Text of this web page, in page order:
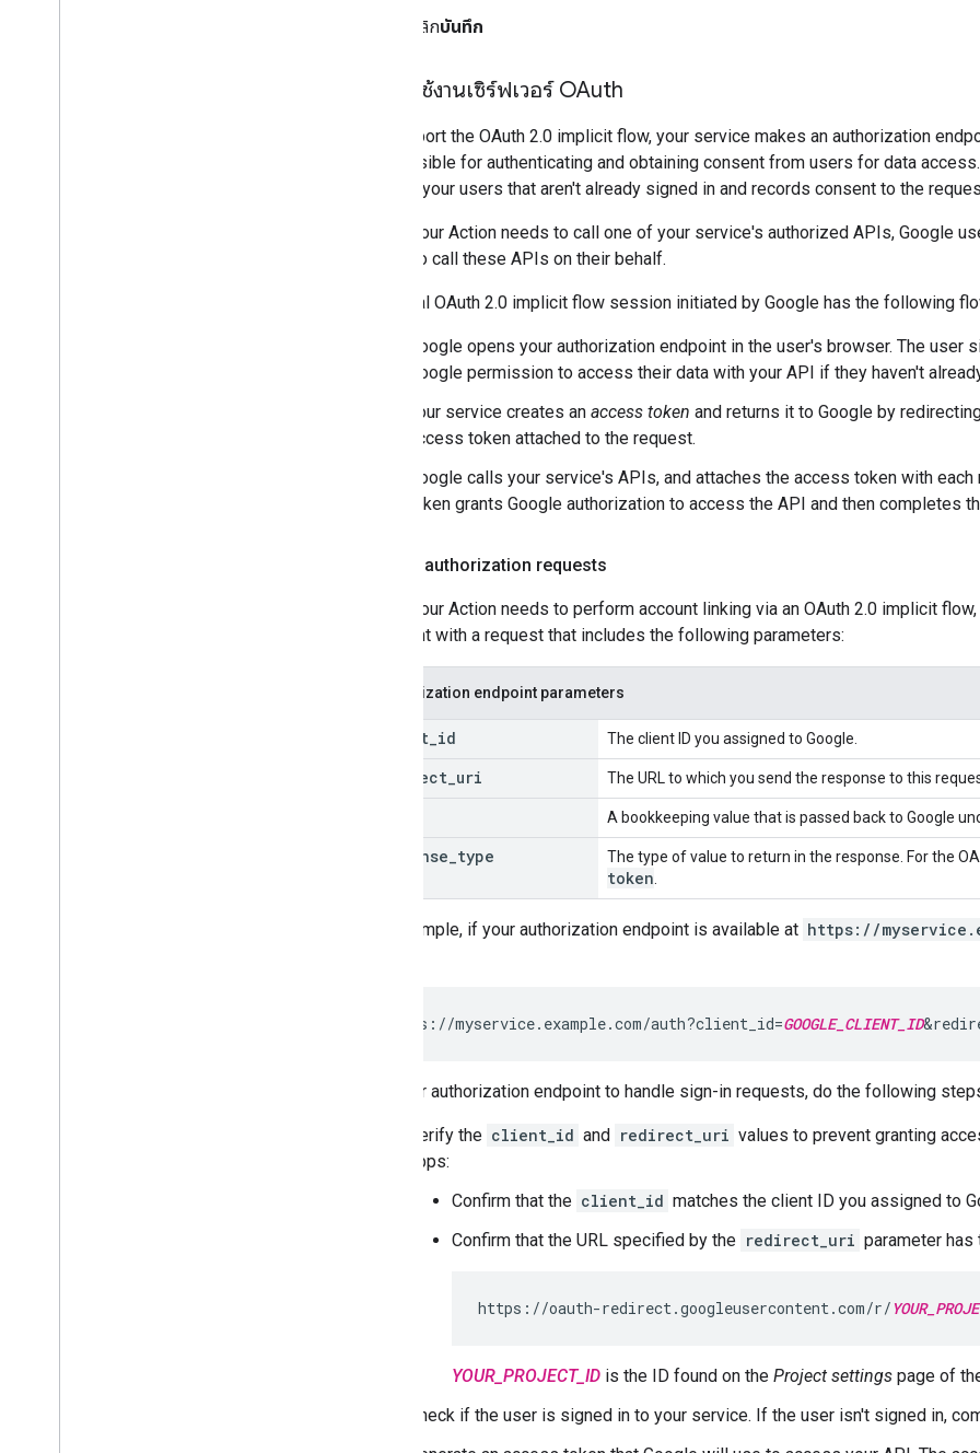
คลิกบันทึก
ติดตั้งใช้งานเซิร์ฟเวอร์ OAuth
To support the OAuth 2.0 implicit flow, your service makes an authorization
responsible for authenticating and obtaining consent from users for data
in UI to your users that aren't already signed in and records consent to the
When your Action needs to call one of your service's authorized APIs, Google
users to call these APIs on their behalf.
A typical OAuth 2.0 implicit flow session initiated by Google has the following
Google opens your authorization endpoint in the user's browser. The user
Google permission to access their data with your API if they haven't
Your service creates an access token and returns it to Google by
access token attached to the request.
Google calls your service's APIs, and attaches the access token with
token grants Google authorization to access the API and then completes
Handle authorization requests
When your Action needs to perform account linking via an OAuth 2.0 implicit
endpoint with a request that includes the following parameters:
Authorization endpoint parameters
client id The client ID you assigned to Google.
redirect uri The URL to which you send the response to this
A bookkeeping value that is passed back to Google
response type The type of value to return in the response. For the
token
For example, if your authorization endpoint is available at https://
GET https://myservice.example.com/auth?client_id=GOOGLE_CLIENT_ID
For your authorization endpoint to handle sign-in requests, do the following
Verify the client_id and redirect_uri values to prevent granting
apps:
Confirm that the client_id matches the client ID you assigned to
Confirm that the URL specified by the redirect_uri parameter
https://oauth-redirect.googleusercontent.com/r/
YOUR_PROJECT_ID is the ID found on the Project settings page of
Check if the user is signed in to your service. If the user isn't signed in,